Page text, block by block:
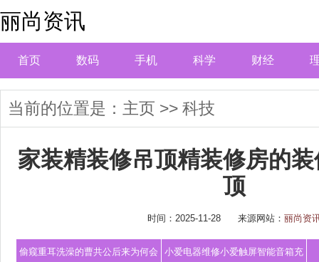
丽尚资讯
首页 数码 手机 科学 财经
当前的位置是： 主页 >> 科技
家装精装修吊顶精装修房的
顶
时间：2025-11-28 来源网站： 丽尚资
偷窥重耳洗澡的曹共公后来为何会 小爱电器维修小爱触屏智能音箱充